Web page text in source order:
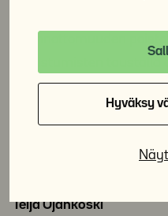
Hyväksy
kokonaisvaltaista
huolehtii, että jokaiselle
Teija Ojankoski